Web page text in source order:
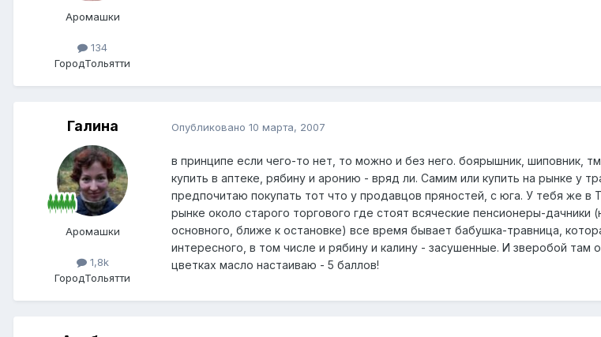
Аромашки
134
ГородТольятти
Галина
Аромашки
1,8k
ГородТольятти
Опубликовано 10 марта, 2007
в принципе если чего-то нет, то можно и без него. боярышник, шиповник,
купить в аптеке, рябину и аронию - вряд ли. Самим или купить на рынке у
предпочитаю покупать тот что у продавцов пряностей, с юга. У тебя же в
рынке около старого торгового где стоят всяческие пенсионеры-дачники
основного, ближе к остановке) все время бывает бабушка-травница,
интересного, в том числе и рябину и калину - засушенные. И зверобой там
цветках масло настаиваю - 5 баллов!